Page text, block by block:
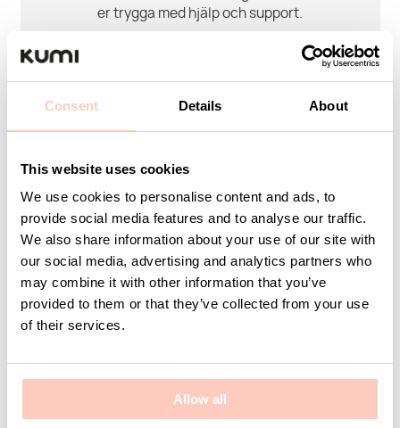
Consent Details About
This website uses cookies
We use cookies to personalise content and ads, to
provide social media features and to analyse our traffic.
We also share information about your use of our site with
our social media, advertising and analytics partners who
may combine it with other information that you’ve
provided to them or that they’ve collected from your use
of their services.
Allow all
er trygga med hjälp och support.
E-post
Företag